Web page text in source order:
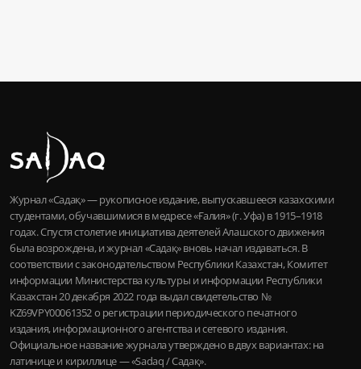
Журнал «Садақ» — рукописное издание, выпускавшееся казахскими
студентами, обучавшимися в медресе «Ғалия» (г. Уфа) в 1915–1918
годах. Спустя столетие инициатива деятелей Алашского движения
была возрождена, и журнал «Садақ» вновь начал издаваться. В
соответствии с законодательством Республики Казахстан, Комитет
информации Министерства культуры и информации Республики
Казахстан 20 декабря 2022 года выдал свидетельство №
KZ69VPY00061352 о регистрации периодического печатного
издания, информационного агентства и сетевого издания.
Официальное название журнала утверждено в двух вариантах: на
латинице и кириллице — «Sadaq / Садақ».